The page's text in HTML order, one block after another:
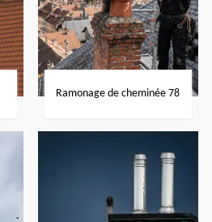
Ramonage de cheminée 78